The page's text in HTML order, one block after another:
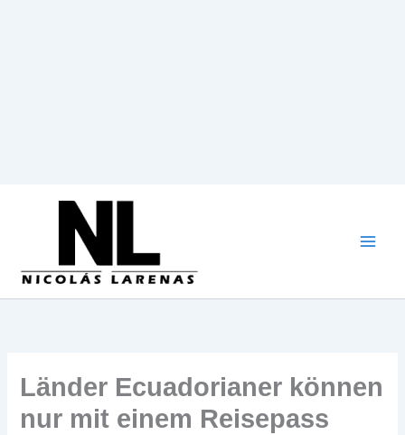
Länder Ecuadorianer können
nur mit einem Reisepass